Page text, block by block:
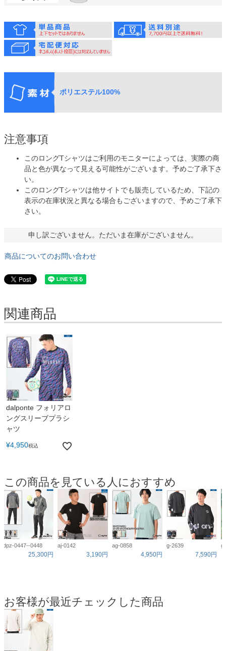
ポリエステル100%
注意事項
このロングTシャツはご利用のモニターによっては、実際の商
品と色が異なって見える可能性がございます。予めご了承下さ
い。
このロングTシャツは他サイトでも販売しているため、下記の
表示の在庫状況と異なる場合もございますので、予めご了承下
さい。
申し訳ございません。ただいま在庫がございません。
商品についてのお問い合わせ
関連商品
dalponte フォリアロ
ングスリーブプラシ
ャツ
¥4,950税込
この商品を見ている人におすすめ
dpz-0447--0448
25,300円
aj-0142
3,190円
ag-0858
4,950円
g-2639
7,590円
お客様が最近チェックした商品